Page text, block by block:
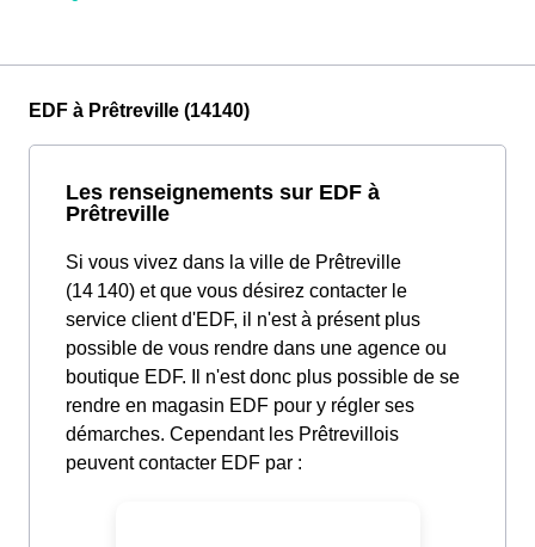
EDF à Prêtreville (14140)
Les renseignements sur EDF à
Prêtreville
Si vous vivez dans la ville de Prêtreville
(14 140) et que vous désirez contacter le
service client d'EDF, il n'est à présent plus
possible de vous rendre dans une agence ou
boutique EDF. Il n'est donc plus possible de se
rendre en magasin EDF pour y régler ses
démarches. Cependant les Prêtrevillois
peuvent contacter EDF par :